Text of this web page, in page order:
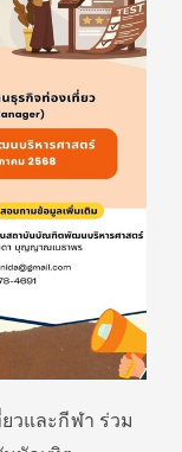
วและกีฬา ร่วม